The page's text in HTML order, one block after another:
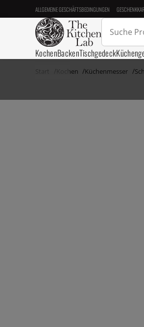
ALLGEMEINE GESCHÄFTSBEDINGUNGEN
KochenBackenTischgedeck
Start Kochen Küchenmesser